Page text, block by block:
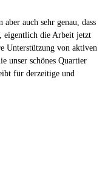
auch sehr genau, dass
eigentlich die Arbeit jetzt
Unterstützung von aktiven
unser schönes Quartier
für derzeitige und